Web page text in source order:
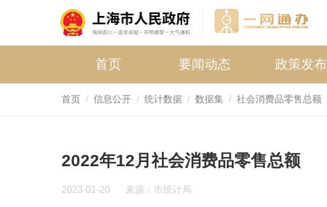
首页 要闻动态 政策发布
首页 信息公开 统计数据 数据集 社会消费品零售总额
2022年12月社会消费品零售总额
2023-01-20 来源：市统计局